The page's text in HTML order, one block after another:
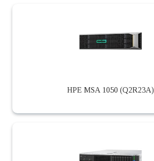
HPE MSA 1050 (Q2R23A)